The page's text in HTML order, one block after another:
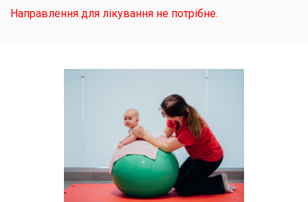
Направлення для лікування не потрібне.